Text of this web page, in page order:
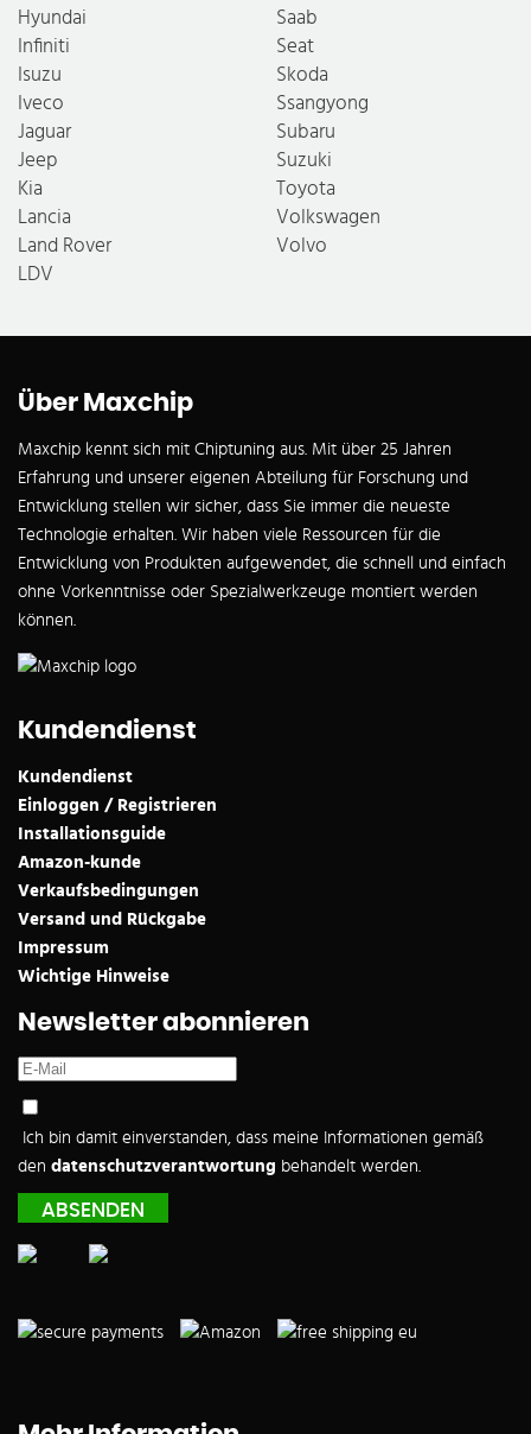
Hyundai
Infiniti
Isuzu
Iveco
Jaguar
Jeep
Kia
Lancia
Land Rover
LDV
Saab
Seat
Skoda
Ssangyong
Subaru
Suzuki
Toyota
Volkswagen
Volvo
Über Maxchip
Maxchip kennt sich mit Chiptuning aus. Mit über 25 Jahren
Erfahrung und unserer eigenen Abteilung für Forschung und
Entwicklung stellen wir sicher, dass Sie immer die neueste
Technologie erhalten. Wir haben viele Ressourcen für die
Entwicklung von Produkten aufgewendet, die schnell und einfach
ohne Vorkenntnisse oder Spezialwerkzeuge montiert werden
können.
Kundendienst
Kundendienst
Einloggen / Registrieren
Installationsguide
Amazon-kunde
Verkaufsbedingungen
Versand und Rückgabe
Impressum
Wichtige Hinweise
Newsletter abonnieren
Ich bin damit einverstanden, dass meine Informationen gemäß
den datenschutzverantwortung behandelt werden.